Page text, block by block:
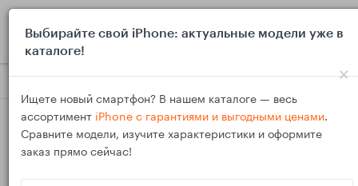
Блог Обзоры Apple TV 4K vs Android TV‑приставки: что
Выбирайте свой iPhone: актуальные модели уже в
каталоге!
×
Ищете новый смартфон? В нашем каталоге — весь
ассортимент iPhone с гарантиями и выгодными ценами.
Сравните модели, изучите характеристики и оформите
заказ прямо сейчас!